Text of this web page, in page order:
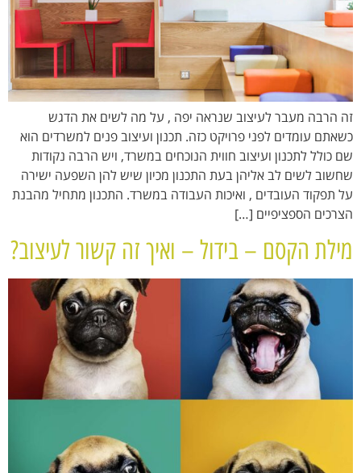
זה הרבה מעבר לעיצוב שנראה יפה , על מה לשים את הדגש
כשאתם עומדים לפני פרויקט כזה. תכנון ועיצוב פנים למשרדים הוא
שם כולל לתכנון ועיצוב חווית הנוכחים במשרד, ויש הרבה נקודות
שחשוב לשים לב אליהן בעת התכנון מכיון שיש להן השפעה ישירה
על תפקוד העובדים , ואיכות העבודה במשרד. התכנון מתחיל מהבנת
הצרכים הספציפיים […]
מילת הקסם – בידול – ואיך זה קשור לעיצוב?